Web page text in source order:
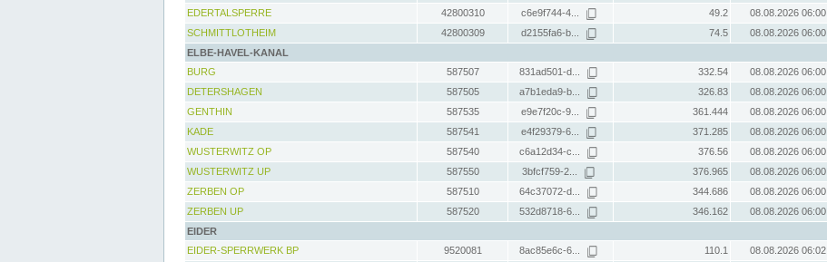
EDERTALSPERRE
42800310 c6e9f744-4... 49.2
08.08.2026 06:00
SCHMITTLOTHEIM
42800309 d2155fa6-b... 74.5
08.08.2026 06:00
ELBE-HAVEL-KANAL
BURG
587507 831ad501-d... 332.54
08.08.2026 06:00
DETERSHAGEN
587505 a7b1eda9-b... 326.83
08.08.2026 06:00
GENTHIN
587535 e9e7f20c-9... 361.444
08.08.2026 06:00
KADE
587541 e4f29379-6... 371.285
08.08.2026 06:00
WUSTERWITZ OP
587540 c6a12d34-c... 376.56
08.08.2026 06:00
WUSTERWITZ UP
587550 3bfcf759-2... 376.965
08.08.2026 06:00
ZERBEN OP
587510 64c37072-d... 344.686
08.08.2026 06:00
ZERBEN UP
587520 532d8718-6... 346.162
08.08.2026 06:00
EIDER
EIDER-SPERRWERK BP
9520081 8ac85e6c-6... 110.1
08.08.2026 06:02